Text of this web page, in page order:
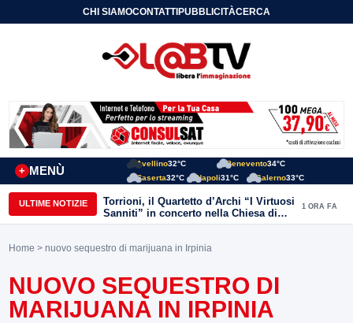
CHI SIAMOCONTATTIPUBBLICITÀCERCA
MENÙ
+
Avellino32°C Benevento34°C
Caserta32°C Napoli31°C Salerno33°C
ULTIME NOTIZIE
Torrioni, il Quartetto d’Archi “I Virtuosi
Sanniti” in concerto nella Chiesa di
San Michele Arcangelo
1 ORA FA
Home > nuovo sequestro di marijuana in Irpinia
NUOVO SEQUESTRO DI
MARIJUANA IN IRPINIA